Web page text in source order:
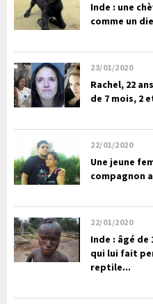
Inde : une
comme un
23/01/2020
Rachel, 22
de 7 mois, 2
22/01/2020
Une jeune
compagnon
22/01/2020
Inde : âgé de
qui lui fait
reptile...